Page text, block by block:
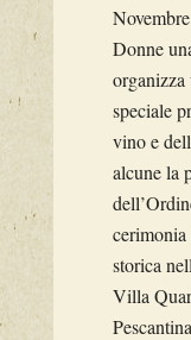
Donne
speciale
vino e
alcune la
cerimonia
storica
Villa